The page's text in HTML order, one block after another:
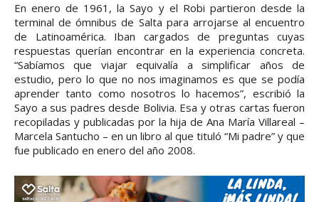
En enero de 1961, la Sayo y el Robi partieron desde la
terminal de ómnibus de Salta para arrojarse al encuentro
de Latinoamérica. Iban cargados de preguntas cuyas
respuestas querían encontrar en la experiencia concreta.
“Sabíamos que viajar equivalía a simplificar años de
estudio, pero lo que no nos imaginamos es que se podía
aprender tanto como nosotros lo hacemos”, escribió la
Sayo a sus padres desde Bolivia. Esa y otras cartas fueron
recopiladas y publicadas por la hija de Ana María Villareal –
Marcela Santucho – en un libro al que tituló “Mi padre” y que
fue publicado en enero del año 2008.